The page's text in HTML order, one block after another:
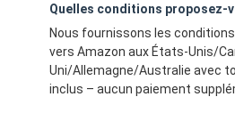
Quelles conditions proposez-
Nous fournissons les conditions
vers Amazon aux États-Unis/
Uni/Allemagne/Australie avec
inclus – aucun paiement